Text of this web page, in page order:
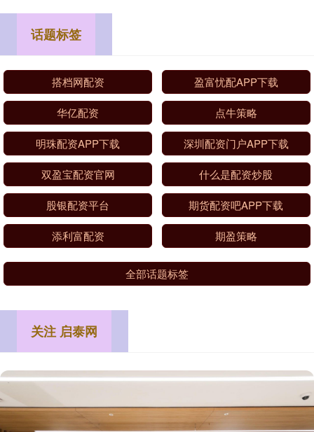
话题标签
搭档网配资 盈富忧配APP下载
华亿配资 点牛策略
明珠配资APP下载 深圳配资门户APP下载
双盈宝配资官网 什么是配资炒股
股银配资平台 期货配资吧APP下载
添利富配资 期盈策略
全部话题标签
关注 启泰网